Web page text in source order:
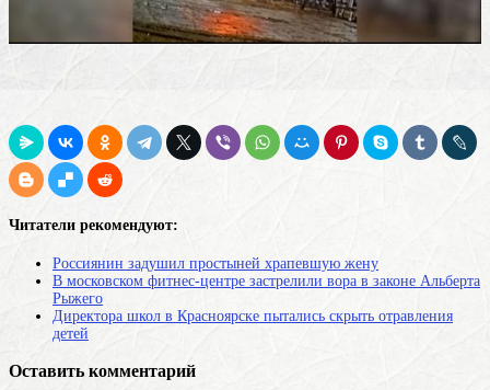
Читатели рекомендуют:
Россиянин задушил простыней храпевшую жену
В московском фитнес-центре застрелили вора в законе Альберта
Рыжего
Директора школ в Красноярске пытались скрыть отравления
детей
Оставить комментарий